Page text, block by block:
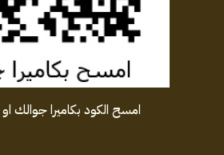
امسح الكود بكاميرا جوالك او